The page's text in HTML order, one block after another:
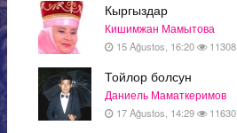
Кыргыздар
Кишимжан Мамытова
15 Ağustos, 16:20 11308
Тойлор болсун
Даниель Маматкеримов
17 Ağustos, 14:29 11630